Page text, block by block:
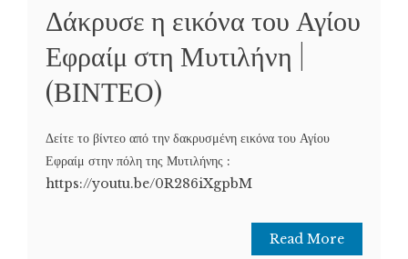
Δάκρυσε η εικόνα του Αγίου
Εφραίμ στη Μυτιλήνη |
(ΒΙΝΤΕΟ)
Δείτε το βίντεο από την δακρυσμένη εικόνα του Αγίου
Εφραίμ στην πόλη της Μυτιλήνης :
https://youtu.be/0R286iXgpbM
Read More